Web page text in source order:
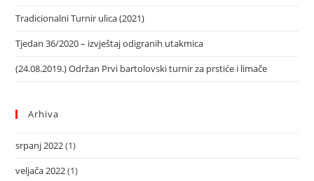
Tradicionalni Turnir ulica (2021)
Tjedan 36/2020 – izvještaj odigranih utakmica
(24.08.2019.) Održan Prvi bartolovski turnir za prstiće i limače
Arhiva
srpanj 2022(1)
veljača 2022(1)